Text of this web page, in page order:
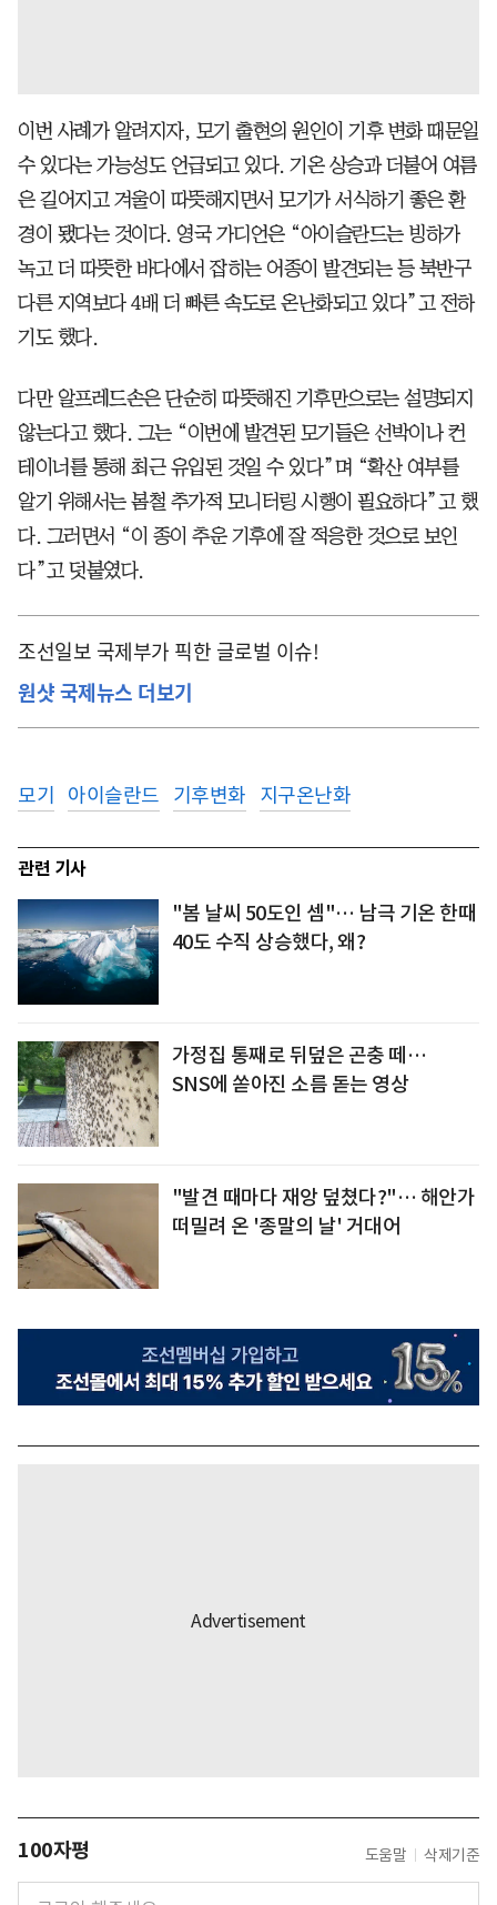
이번 사례가 알려지자, 모기 출현의 원인이 기후 변화 때문일
수 있다는 가능성도 언급되고 있다. 기온 상승과 더불어 여름
은 길어지고 겨울이 따뜻해지면서 모기가 서식하기 좋은 환
경이 됐다는 것이다. 영국 가디언은 “아이슬란드는 빙하가
녹고 더 따뜻한 바다에서 잡히는 어종이 발견되는 등 북반구
다른 지역보다 4배 더 빠른 속도로 온난화되고 있다”고 전하
기도 했다.
다만 알프레드손은 단순히 따뜻해진 기후만으로는 설명되지
않는다고 했다. 그는 “이번에 발견된 모기들은 선박이나 컨
테이너를 통해 최근 유입된 것일 수 있다”며 “확산 여부를
알기 위해서는 봄철 추가적 모니터링 시행이 필요하다”고 했
다. 그러면서 “이 종이 추운 기후에 잘 적응한 것으로 보인
다”고 덧붙였다.
조선일보 국제부가 픽한 글로벌 이슈!
원샷 국제뉴스 더보기
모기 아이슬란드 기후변화 지구온난화
관련 기사
"봄 날씨 50도인 셈"… 남극 기온 한때
40도 수직 상승했다, 왜?
가정집 통째로 뒤덮은 곤충 떼…
SNS에 쏟아진 소름 돋는 영상
"발견 때마다 재앙 덮쳤다?"… 해안가
떠밀려 온 '종말의 날' 거대어
100자평 도움말 삭제기준